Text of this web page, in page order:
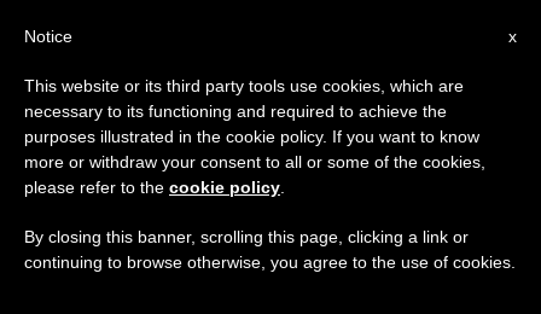
TAG
Posts Tagged
‘essaggio’
x
Notice
This website or its third party tools use cookies, which are
necessary to its functioning and required to achieve the
purposes illustrated in the cookie policy. If you want to know
more or withdraw your consent to all or some of the cookies,
please refer to the cookie policy
By closing this banner, scrolling this page, clicking a link or
continuing to browse otherwise, you agree to the use of cookies.